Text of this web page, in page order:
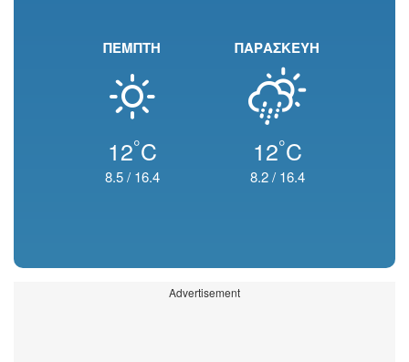
ΠΕΜΠΤΗ
12°C
8.5/ 16.4
ΠΑΡΑΣΚΕΥΗ
12°C
8.2/ 16.4
Advertisement